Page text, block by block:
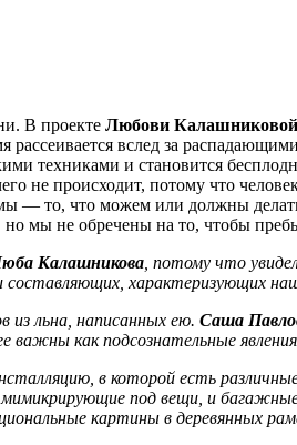
В проекте Любови Калашниковой
рассеивается вслед за
техниками и становится
не происходит, потому что
— то, что можем или должны
мы не обречены на то, чтобы
Калашникова , потому что
характеризующих
из льна, написанных ею. Саша
важны как подсознательные
в которой есть
под вещи, и
картины в деревянных